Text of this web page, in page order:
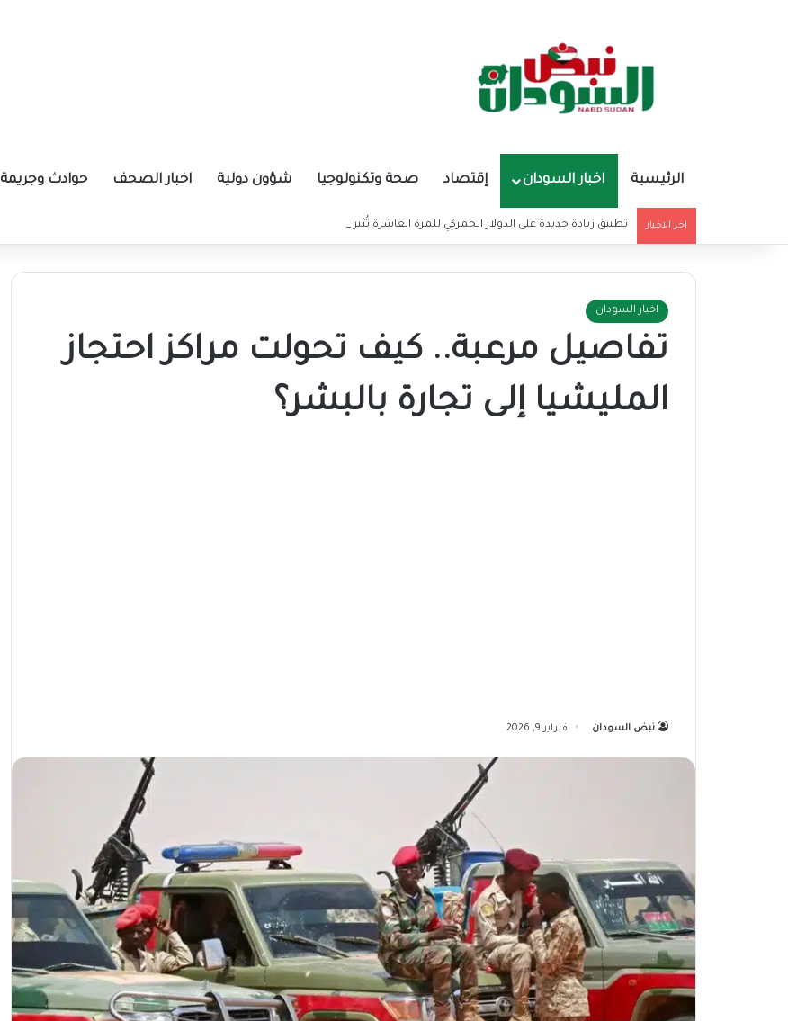
الرئيسية اخبار السودان إقتصاد صحة وتكنولوجيا شؤون دولية اخبار الصحف حوادث وجريمة
اخر الاخبار تطبيق زيادة جديدة على الدولار الجمركي للمرة العاشرة تُثير غضب المستوردين
اخبار السودان
تفاصيل مرعبة.. كيف تحولت مراكز احتجاز
المليشيا إلى تجارة بالبشر؟
نبض السودان فبراير 9, 2026